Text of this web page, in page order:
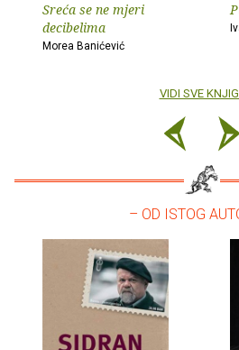
Sreća se ne mjeri
decibelima
Morea Banićević
VIDI SVE
– OD ISTOG